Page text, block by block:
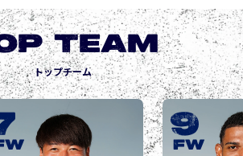
TEAM
トップチーム
城後 寿
JOGO Hisashi
10
FW